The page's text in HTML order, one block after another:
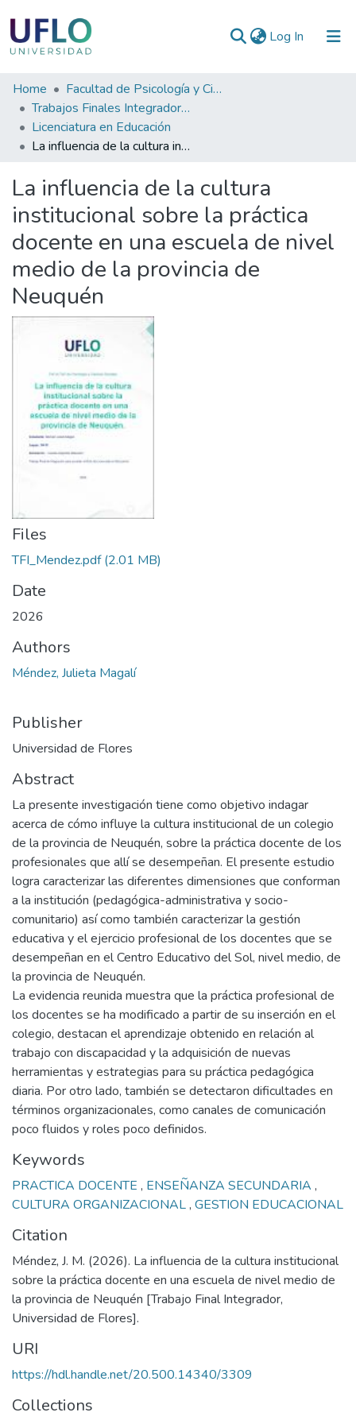
Log In (current)
Communities
&
Collections
Statistics
Home
Facultad de Psicología y Ciencias Sociales
Trabajos Finales Integradores (TFI) de Grado
Licenciatura en Educación
La influencia de la cultura institucional sobre la práctica docente en una escuela de nivel medio de la provincia de Neuquén
La influencia de la cultura
institucional sobre la práctica
docente en una escuela de nivel
medio de la provincia de
Neuquén
Files
TFI_Mendez.pdf(2.01 MB)
Date
2026
Authors
Méndez, Julieta Magalí
Publisher
Universidad de Flores
Abstract
La presente investigación tiene como objetivo indagar
acerca de cómo influye la cultura institucional de un colegio
de la provincia de Neuquén, sobre la práctica docente de los
profesionales que allí se desempeñan. El presente estudio
logra caracterizar las diferentes dimensiones que conforman
a la institución (pedagógica-administrativa y socio-
comunitario) así como también caracterizar la gestión
educativa y el ejercicio profesional de los docentes que se
desempeñan en el Centro Educativo del Sol, nivel medio, de
la provincia de Neuquén.
La evidencia reunida muestra que la práctica profesional de
los docentes se ha modificado a partir de su inserción en el
colegio, destacan el aprendizaje obtenido en relación al
trabajo con discapacidad y la adquisición de nuevas
herramientas y estrategias para su práctica pedagógica
diaria. Por otro lado, también se detectaron dificultades en
términos organizacionales, como canales de comunicación
poco fluidos y roles poco definidos.
Keywords
PRACTICA DOCENTE , ENSEÑANZA SECUNDARIA ,
CULTURA ORGANIZACIONAL, GESTION EDUCACIONAL
Citation
Méndez, J. M. (2026). La influencia de la cultura institucional
sobre la práctica docente en una escuela de nivel medio de
la provincia de Neuquén [Trabajo Final Integrador,
Universidad de Flores].
URI
https://hdl.handle.net/20.500.14340/3309
Collections